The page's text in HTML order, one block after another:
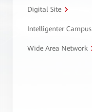
Digital Site
Intelligenter Campus
Wide Area Network